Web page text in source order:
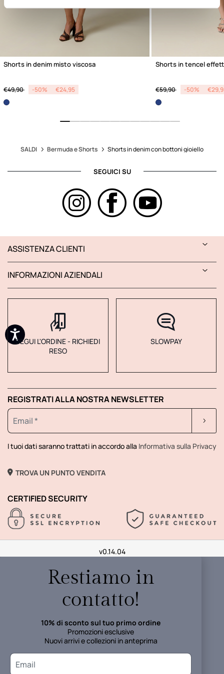
Shorts in denim misto viscosa
Price reduced from
€49,90 to -50% €24,95
Shorts in tencel
Price reduced from
€59,90 to -50%
SALDI Bermuda e Shorts Shorts in denim con bottoni gioiello
SEGUICI SU
ASSISTENZA CLIENTI
INFORMAZIONI AZIENDALI
SEGUI L'ORDINE - RICHIEDI
RESO
SLOWPAY
REGISTRATI ALLA NOSTRA NEWSLETTER
I tuoi dati saranno trattati in accordo alla Informativa sulla Privacy
TROVA UN PUNTO VENDITA
CERTIFIED SECURITY
v0.14.04
Restiamo in
contatto!
10% di sconto sul tuo primo ordine
Promozioni esclusive
Nuovi arrivi e collezioni in anteprima